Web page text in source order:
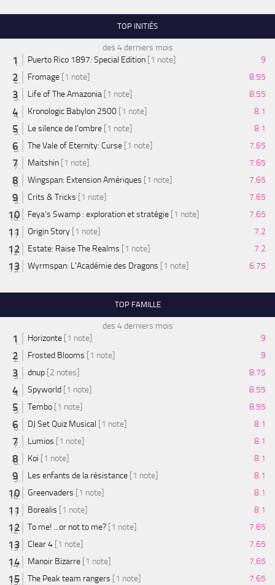
TOP INITIÉS
des 4 derniers mois
Puerto Rico 1897: Special Edition [1 note]
9
Fromage [1 note]
8.55
Life of The Amazonia [1 note]
8.55
Kronologic Babylon 2500 [1 note]
8.1
Le silence de l'ombre [1 note]
8.1
The Vale of Eternity: Curse [1 note]
7.65
Maitshin [1 note]
7.65
Wingspan: Extension Amériques [1 note]
7.65
Crits & Tricks [1 note]
7.65
Feya’s Swamp : exploration et stratégie [1 note]
7.65
Origin Story [1 note]
7.2
Estate: Raise The Realms [1 note]
7.2
Wyrmspan: L'Académie des Dragons [1 note] 6.75
TOP FAMILLE
des 4 derniers mois
Horizonte [1 note]
9
Frosted Blooms [1 note]
9
dnup [2 notes]
8.75
Spyworld [1 note]
8.55
Tembo [1 note]
8.55
DJ Set Quiz Musical [1 note]
8.1
Lumios [1 note]
8.1
Koi [1 note]
8.1
Les enfants de la résistance [1 note]
8.1
Greenvaders [1 note]
8.1
Borealis [1 note]
8.1
To me! ...or not to me? [1 note]
7.65
Clear 4 [1 note]
7.65
Manoir Bizarre [1 note]
7.65
The Peak team rangers [1 note]
7.65